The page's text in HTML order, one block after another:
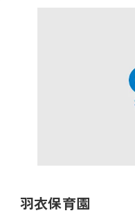
羽衣保育園